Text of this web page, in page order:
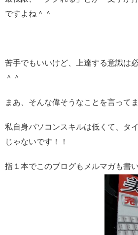
ですよね＾＾
苦手でもいいけど、上達する意識は
＾＾
まあ、そんな偉そうなことを言って
私自身パソコンスキルは低くて、タ
じゃないです！！
指１本でこのブログもメルマガも書